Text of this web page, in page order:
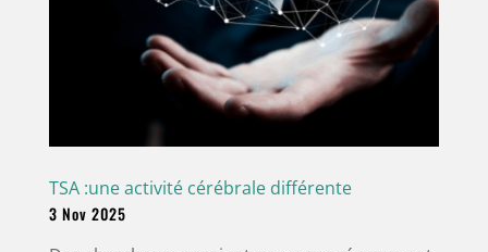
TSA :une activité cérébrale différente
3 Nov 2025